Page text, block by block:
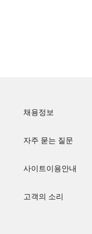
채용정보
자주 묻는 질문
사이트이용안내
고객의 소리